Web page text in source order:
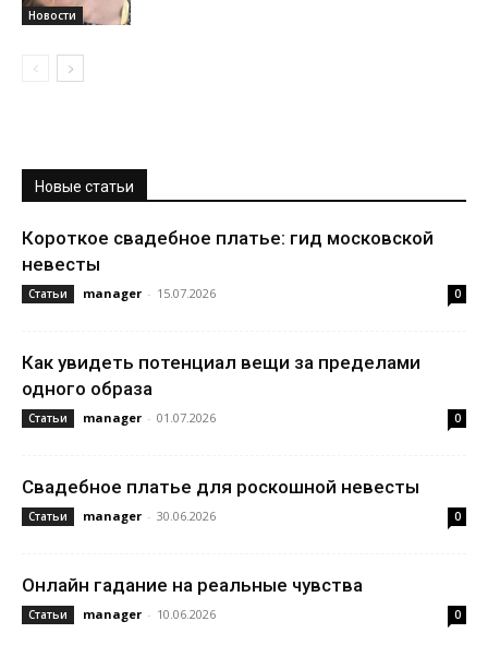
Новости
Новые статьи
Короткое свадебное платье: гид московской
невесты
Статьи manager - 15.07.2026 0
Как увидеть потенциал вещи за пределами
одного образа
Статьи manager - 01.07.2026 0
Свадебное платье для роскошной невесты
Статьи manager - 30.06.2026 0
Онлайн гадание на реальные чувства
Статьи manager - 10.06.2026 0